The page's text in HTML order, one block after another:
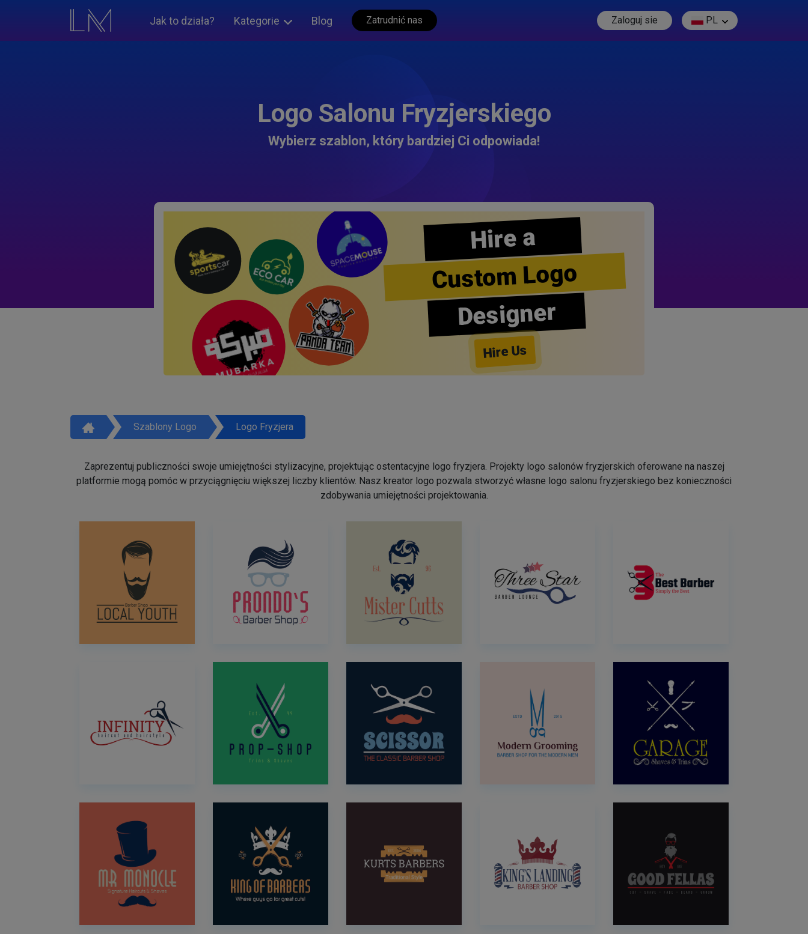
Jak to działa? Kategorie Blog Zatrudnić nas Zaloguj sie PL
Logo Salonu Fryzjerskiego
Wybierz szablon, który bardziej Ci odpowiada!
Hire a
Custom Logo
Designer
Hire Us
Szablony Logo Logo Fryzjera
Zaprezentuj publiczności swoje umiejętności stylizacyjne, projektując ostentacyjne logo fryzjera. Projekty logo salonów fryzjerskich oferowane na naszej
platformie mogą pomóc w przyciągnięciu większej liczby klientów. Nasz kreator logo pozwala stworzyć własne logo salonu fryzjerskiego bez konieczności
zdobywania umiejętności projektowania.